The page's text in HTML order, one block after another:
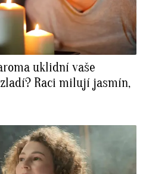
uklidní vaše
Raci milují jasmín,